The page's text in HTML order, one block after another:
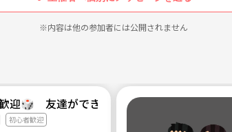
※内容は他の参加者には公開されません
迎🎲 友達ができる大阪ボドゲ会 20代限定
初心者歓迎